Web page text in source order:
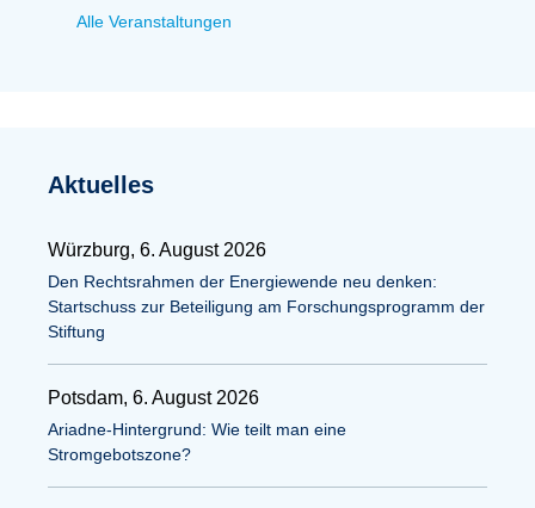
Alle Veranstaltungen
Aktuelles
Würzburg, 6. August 2026
Den Rechtsrahmen der Energiewende neu denken:
Startschuss zur Beteiligung am Forschungsprogramm der
Stiftung
Potsdam, 6. August 2026
Ariadne-Hintergrund: Wie teilt man eine
Stromgebotszone?